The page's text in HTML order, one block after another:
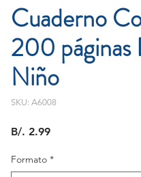
Cuaderno
200
Niño
SKU: A6008
B/. 2.99Precio
Formato *